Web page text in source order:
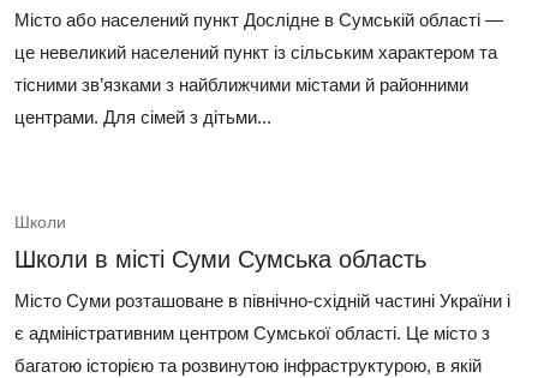
Місто або населений пункт Дослідне в Сумській області —
це невеликий населений пункт із сільським характером та
тісними зв’язками з найближчими містами й районними
центрами. Для сімей з дітьми...
Школи
Школи в місті Суми Сумська область
Місто Суми розташоване в північно-східній частині України і
є адміністративним центром Сумської області. Це місто з
багатою історією та розвинутою інфраструктурою, в якій